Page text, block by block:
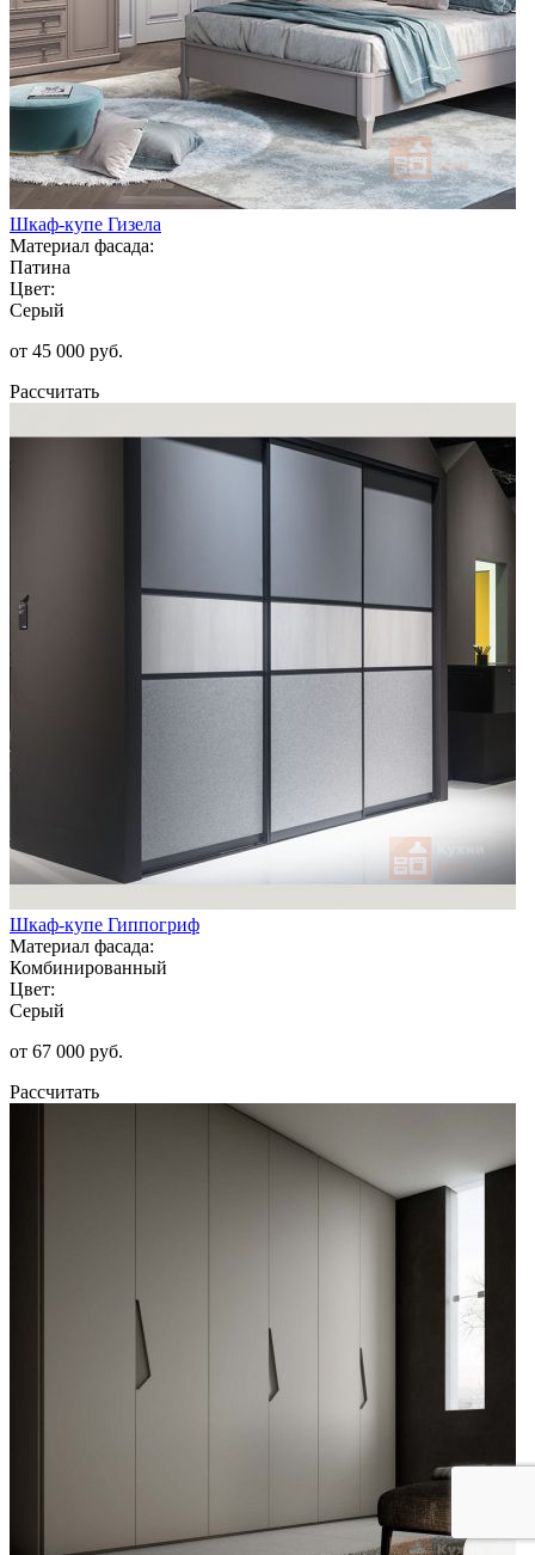
Шкаф-купе Гизела
Материал фасада:
Патина
Цвет:
Серый
от 45 000 руб.
Рассчитать
Шкаф-купе Гиппогриф
Материал фасада:
Комбинированный
Цвет:
Серый
от 67 000 руб.
Рассчитать